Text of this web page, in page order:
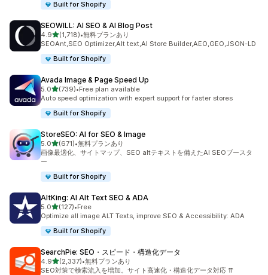
Built for Shopify
SEOWILL: AI SEO & AI Blog Post
4.95つ星中
(1,718)
合計レビュー数：1718件
•無料プランあり
SEOAnt,SEO Optimizer,Alt text,AI Store Builder,AEO,GEO,JSON-LD
Built for Shopify
Avada Image & Page Speed Up
5.05つ星中
(739)
合計レビュー数：739件
•Free plan available
Auto speed optimization with expert support for faster stores
Built for Shopify
StoreSEO: AI for SEO & Image
5.05つ星中
(671)
合計レビュー数：671件
•無料プランあり
画像最適化、サイトマップ、SEO altテキストを備えたAI SEOブースタ
ー
Built for Shopify
AltKing: AI Alt Text SEO & ADA
5.05つ星中
(127)
合計レビュー数：127件
•Free
Optimize all image ALT Texts, improve SEO & Accessibility: ADA
Built for Shopify
SearchPie: SEO・スピード・構造化データ
4.95つ星中
(2,337)
合計レビュー数：2337件
•無料プランあり
SEO対策で検索流入を増加。サイト高速化・構造化データ対応 ⇈